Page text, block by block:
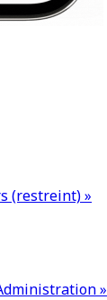
(restreint) »
»